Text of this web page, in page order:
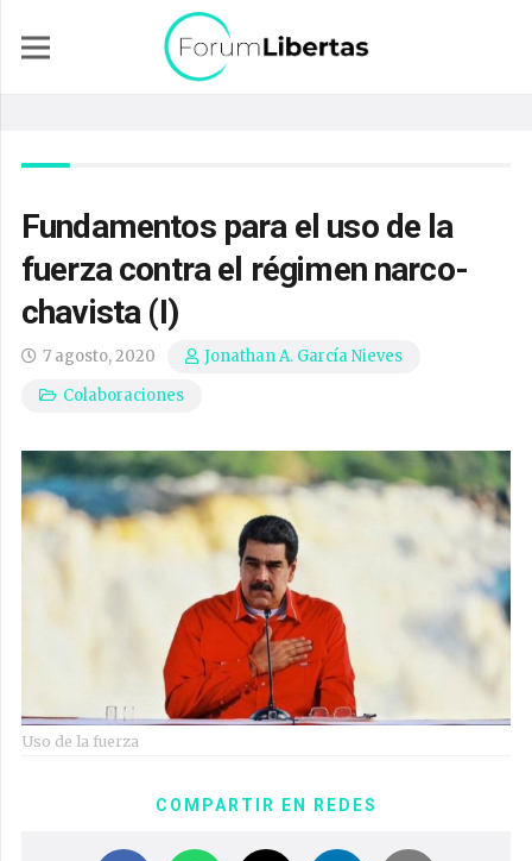
Fundamentos para el uso de la
fuerza contra el régimen narco-
chavista (I)
7 agosto, 2020
Jonathan A. García Nieves
Colaboraciones
Uso de la fuerza
COMPARTIR EN REDES